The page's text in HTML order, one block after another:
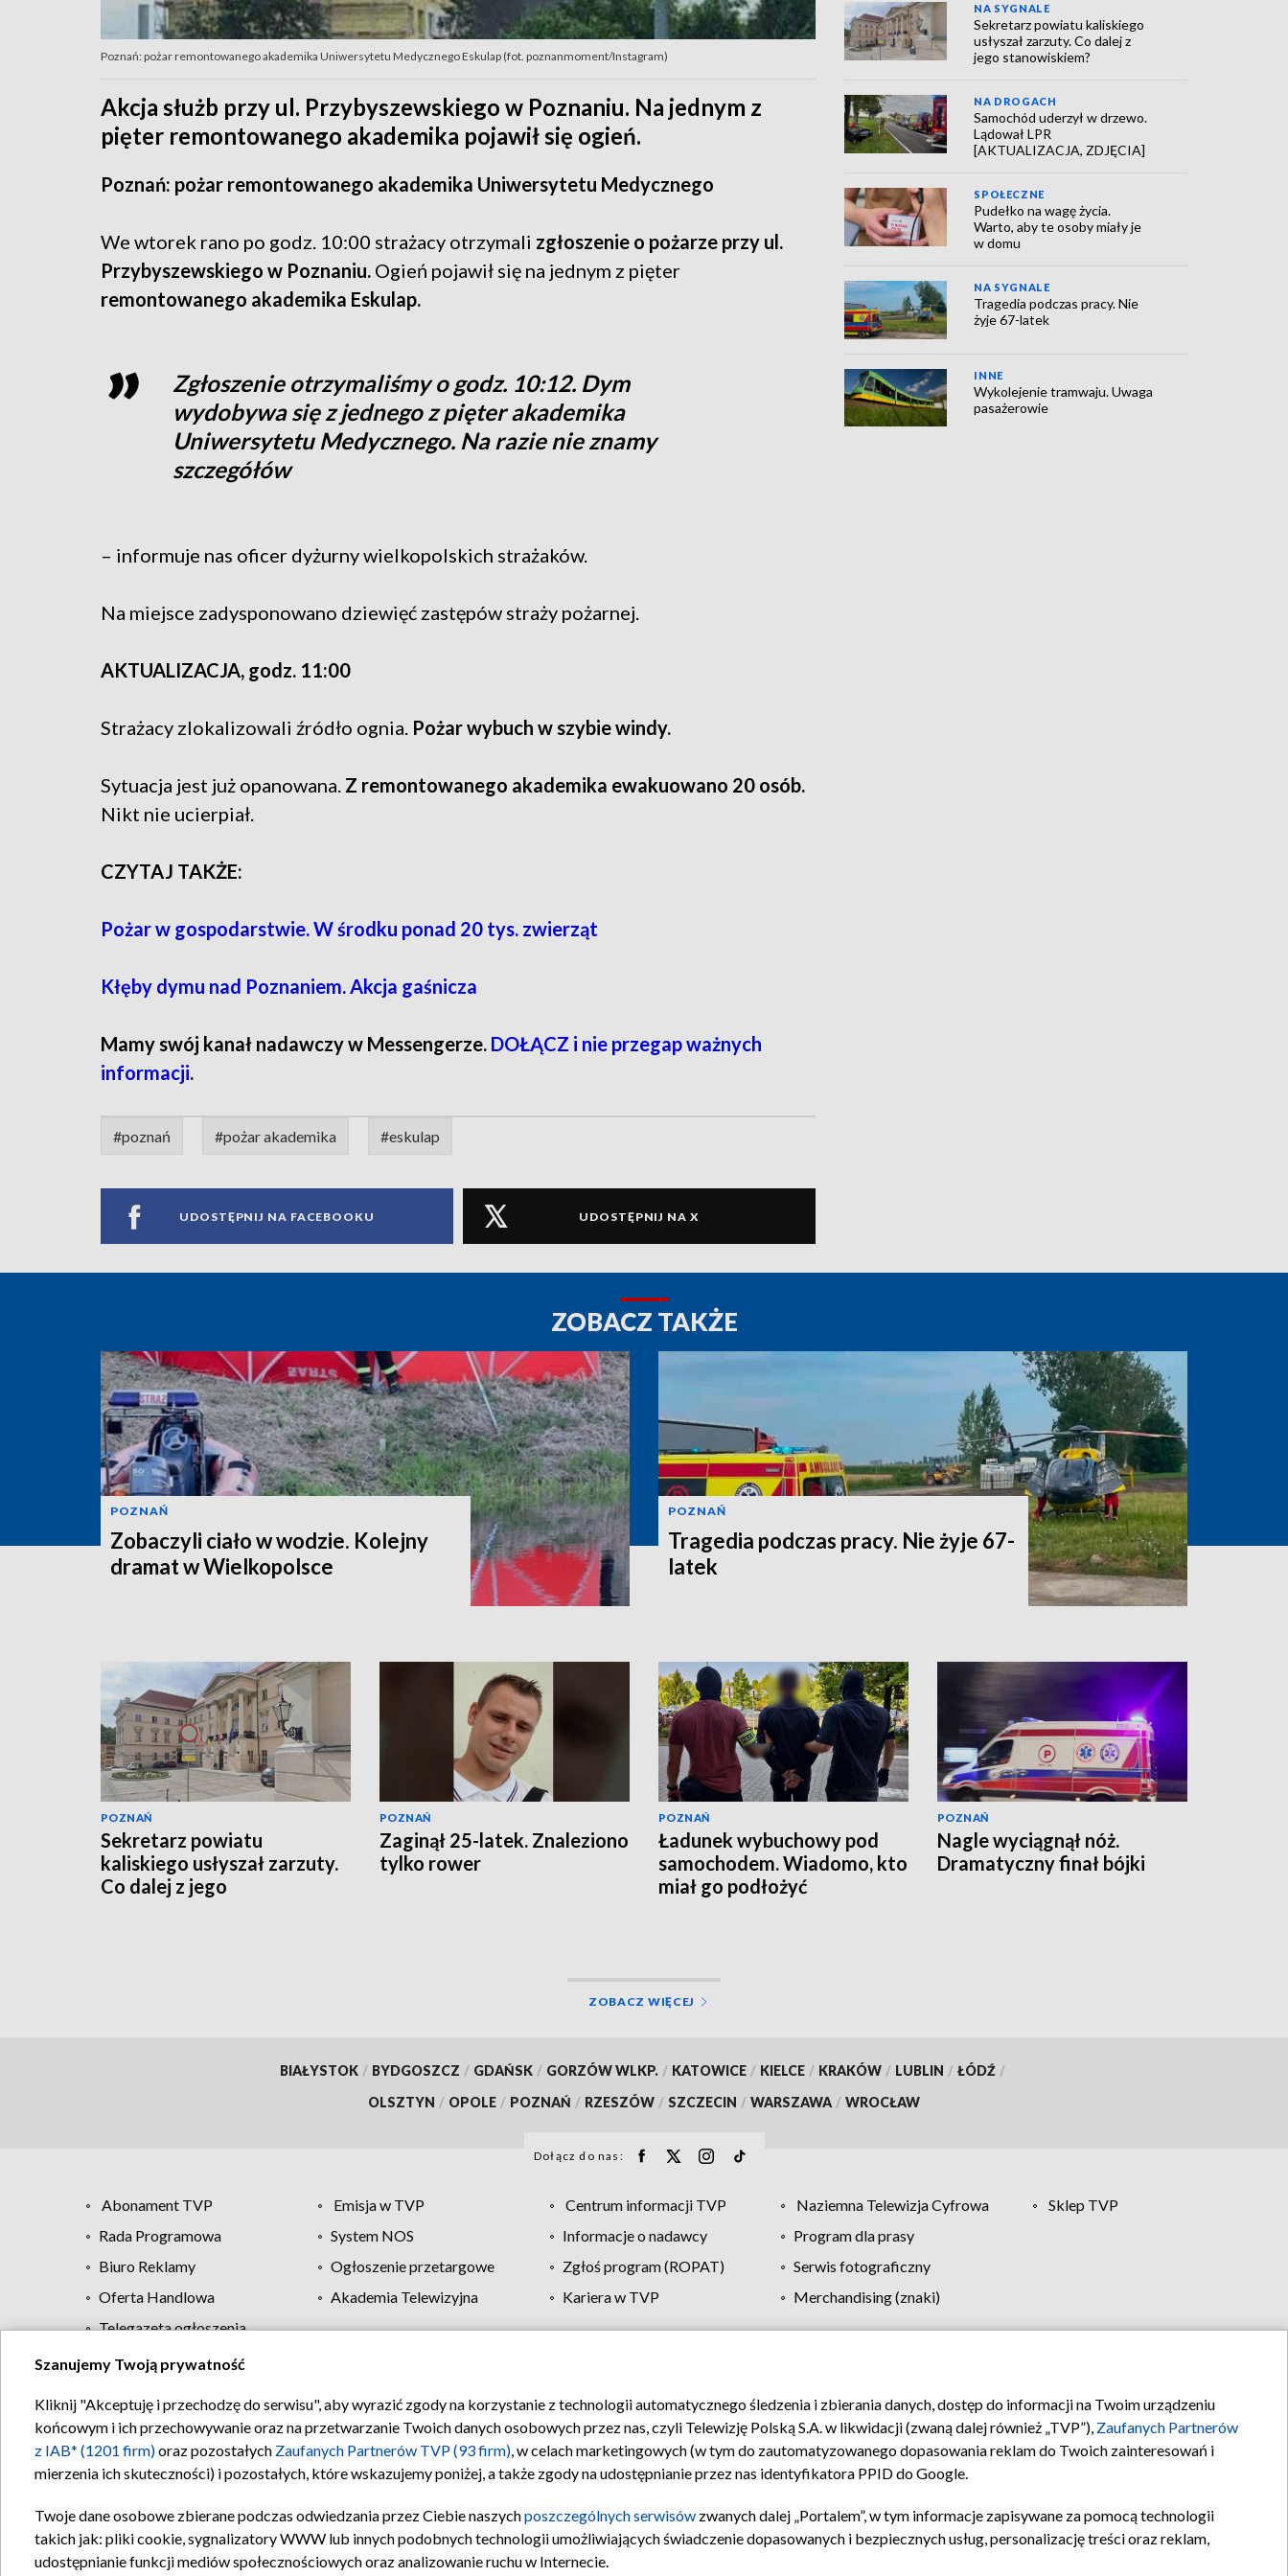
Poznań: pożar remontowanego akademika Uniwersytetu Medycznego Eskulap (fot. poznanmoment/Instagram)
Akcja służb przy ul. Przybyszewskiego w Poznaniu. Na jednym z
pięter remontowanego akademika pojawił się ogień.
Poznań: pożar remontowanego akademika Uniwersytetu Medycznego
We wtorek rano po godz. 10:00 strażacy otrzymali zgłoszenie o pożarze przy ul.
Przybyszewskiego w Poznaniu. Ogień pojawił się na jednym z pięter
remontowanego akademika Eskulap.
Zgłoszenie otrzymaliśmy o godz. 10:12. Dym
wydobywa się z jednego z pięter akademika
Uniwersytetu Medycznego. Na razie nie znamy
szczegółów
– informuje nas oficer dyżurny wielkopolskich strażaków.
Na miejsce zadysponowano dziewięć zastępów straży pożarnej.
AKTUALIZACJA, godz. 11:00
Strażacy zlokalizowali źródło ognia. Pożar wybuch w szybie windy.
Sytuacja jest już opanowana. Z remontowanego akademika ewakuowano 20 osób.
Nikt nie ucierpiał.
CZYTAJ TAKŻE:
Pożar w gospodarstwie. W środku ponad 20 tys. zwierząt
Kłęby dymu nad Poznaniem. Akcja gaśnicza
Mamy swój kanał nadawczy w Messengerze. DOŁĄCZ i nie przegap ważnych
informacji.
#poznań #pożar akademika #eskulap
UDOSTĘPNIJ NA FACEBOOKU UDOSTĘPNIJ NA X
NA SYGNALE
Sekretarz powiatu kaliskiego
usłyszał zarzuty. Co dalej z
jego stanowiskiem?
NA DROGACH
Samochód uderzył w drzewo.
Lądował LPR
[AKTUALIZACJA, ZDJĘCIA]
SPOŁECZNE
Pudełko na wagę życia.
Warto, aby te osoby miały je
w domu
NA SYGNALE
Tragedia podczas pracy. Nie
żyje 67-latek
INNE
Wykolejenie tramwaju. Uwaga
pasażerowie
ZOBACZ TAKŻE
POZNAŃ
Zobaczyli ciało w wodzie. Kolejny
dramat w Wielkopolsce
POZNAŃ
Tragedia podczas pracy. Nie żyje 67-
latek
POZNAŃ
Sekretarz powiatu
kaliskiego usłyszał zarzuty.
Co dalej z jego
POZNAŃ
Zaginął 25-latek. Znaleziono
tylko rower
POZNAŃ
Ładunek wybuchowy pod
samochodem. Wiadomo, kto
miał go podłożyć
POZNAŃ
Nagle wyciągnął nóż.
Dramatyczny finał bójki
ZOBACZ WIĘCEJ
BIAŁYSTOK / BYDGOSZCZ / GDAŃSK / GORZÓW WLKP. / KATOWICE / KIELCE / KRAKÓW / LUBLIN / ŁÓDŹ /
OLSZTYN / OPOLE / POZNAŃ / RZESZÓW / SZCZECIN / WARSZAWA / WROCŁAW
Dołącz do nas:
Abonament TVP Emisja w TVP Centrum informacji TVP Naziemna Telewizja Cyfrowa
Sklep TVP
Rada Programowa
System NOS Informacje o nadawcy
Program dla prasy
Biuro Reklamy
Ogłoszenie przetargowe Zgłoś program (ROPAT)
Serwis fotograficzny
Oferta Handlowa
Akademia Telewizyjna Kariera w TVP
Merchandising (znaki)
Telegazeta ogłoszenia
Regulamin TVP Polityka prywatności Moje zgody Pomoc Biuro reklamy Kontakt
Szanujemy Twoją prywatność
Kliknij "Akceptuję i przechodzę do serwisu", aby wyrazić zgody na korzystanie z technologii automatycznego śledzenia i zbierania danych, dostęp do informacji na Twoim urządzeniu
końcowym i ich przechowywanie oraz na przetwarzanie Twoich danych osobowych przez nas, czyli Telewizję Polską S.A. w likwidacji (zwaną dalej również „TVP”), Zaufanych Partnerów
z IAB* (1201 firm)oraz pozostałych Zaufanych Partnerów TVP (93 firm), w celach marketingowych (w tym do zautomatyzowanego dopasowania reklam do Twoich zainteresowań i
mierzenia ich skuteczności) i pozostałych, które wskazujemy poniżej, a także zgody na udostępnianie przez nas identyfikatora PPID do Google.
Twoje dane osobowe zbierane podczas odwiedzania przez Ciebie naszychposzczególnych serwisów zwanych dalej „Portalem”, w tym informacje zapisywane za pomocą technologii
takich jak: pliki cookie, sygnalizatory WWW lub innych podobnych technologii umożliwiających świadczenie dopasowanych i bezpiecznych usług, personalizację treści oraz reklam,
udostępnianie funkcji mediów społecznościowych oraz analizowanie ruchu w Internecie.